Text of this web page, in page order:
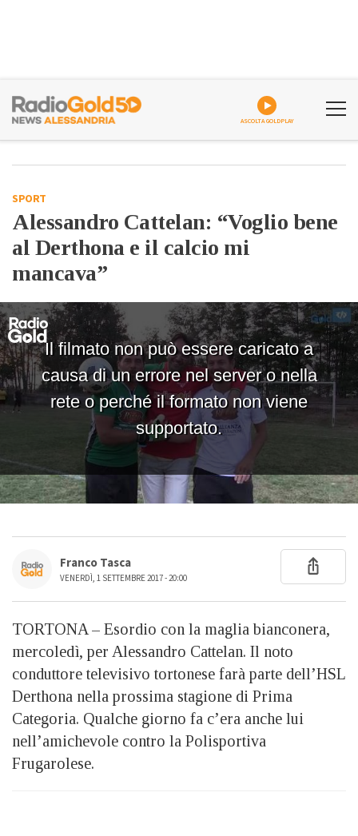
ASCOLTA GOLDPLAY
SPORT
Alessandro Cattelan: “Voglio bene
al Derthona e il calcio mi
mancava”
Franco Tasca
VENERDÌ, 1 SETTEMBRE 2017 - 20:00
TORTONA – Esordio con la maglia bianconera,
mercoledì, per Alessandro Cattelan. Il noto
conduttore televisivo tortonese farà parte dell’HSL
Derthona nella prossima stagione di Prima
Categoria. Qualche giorno fa c’era anche lui
nell’amichevole contro la Polisportiva
Frugarolese.